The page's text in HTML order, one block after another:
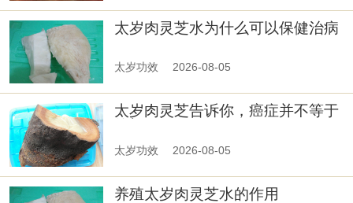
太岁肉灵芝水为什么可以保健治病
太岁功效 2026-08-05
太岁肉灵芝告诉你，癌症并不等于
太岁功效 2026-08-05
养殖太岁肉灵芝水的作用